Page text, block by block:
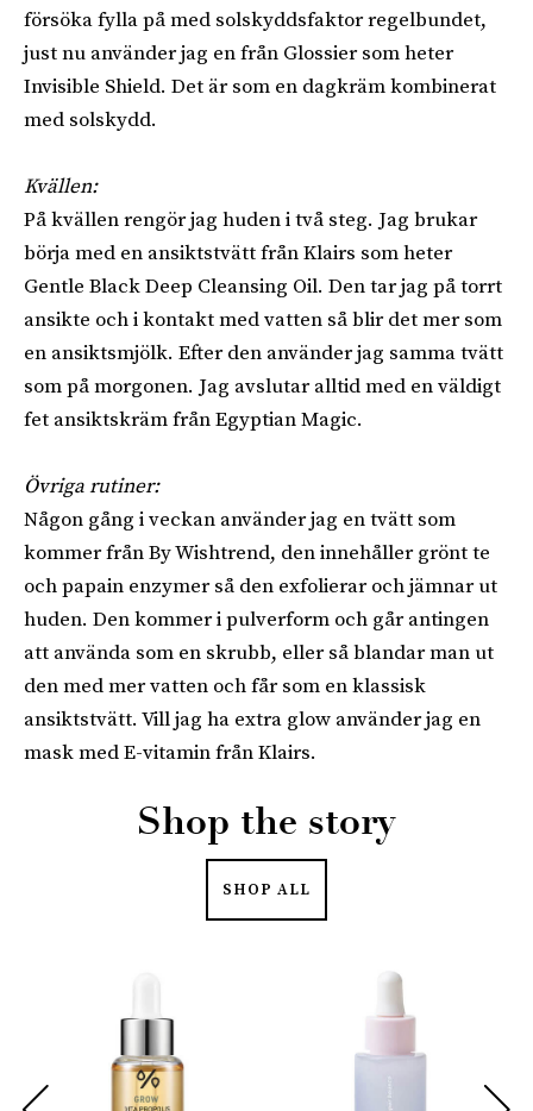
försöka fylla på med solskyddsfaktor regelbundet,
just nu använder jag en från Glossier som heter
Invisible Shield. Det är som en dagkräm kombinerat
med solskydd.
Kvällen:
På kvällen rengör jag huden i två steg. Jag brukar
börja med en ansiktstvätt från Klairs som heter
Gentle Black Deep Cleansing Oil. Den tar jag på torrt
ansikte och i kontakt med vatten så blir det mer som
en ansiktsmjölk. Efter den använder jag samma tvätt
som på morgonen. Jag avslutar alltid med en väldigt
fet ansiktskräm från Egyptian Magic.
Övriga rutiner:
Någon gång i veckan använder jag en tvätt som
kommer från By Wishtrend, den innehåller grönt te
och papain enzymer så den exfolierar och jämnar ut
huden. Den kommer i pulverform och går antingen
att använda som en skrubb, eller så blandar man ut
den med mer vatten och får som en klassisk
ansiktstvätt. Vill jag ha extra glow använder jag en
mask med E-vitamin från Klairs.
Shop the story
SHOP ALL